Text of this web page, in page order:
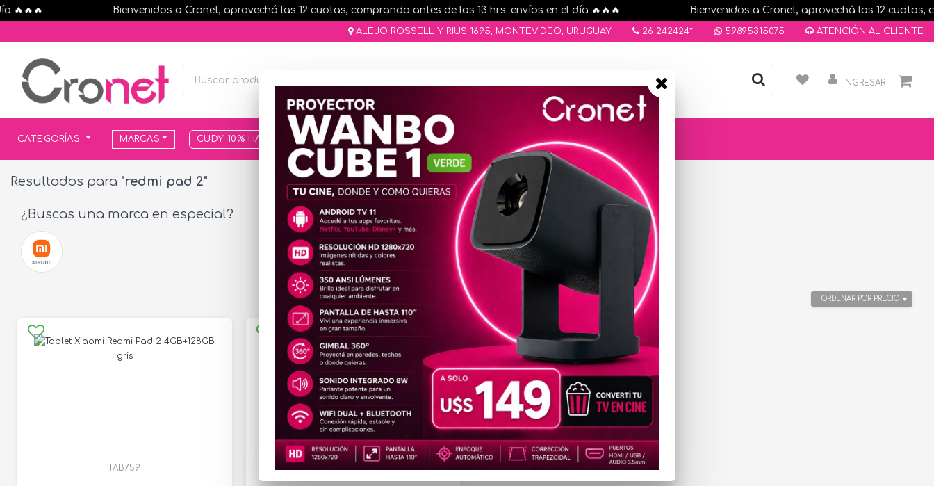
Bienvenidos a Cronet, aprovechá las 12 cuotas, comprando antes de las 13 hrs. envíos en el día 🔥🔥🔥 Bienvenidos a Cronet, aprovechá las 12 cuotas,
ALEJO ROSSELL Y RIUS 1695, MONTEVIDEO, URUGUAY 26 242424* 59895315075 ATENCIÓN AL CLIENTE
INGRESAR
CATEGORÍAS MARCAS CUDY 10% HASTA AGOTAR STOCK MOVILIDAD ELÉCTRICA 25% OFF
Resultados para "redmi pad 2"
¿Buscas una marca en especial?
ORDENAR POR PRECIO
TAB759 TAB823